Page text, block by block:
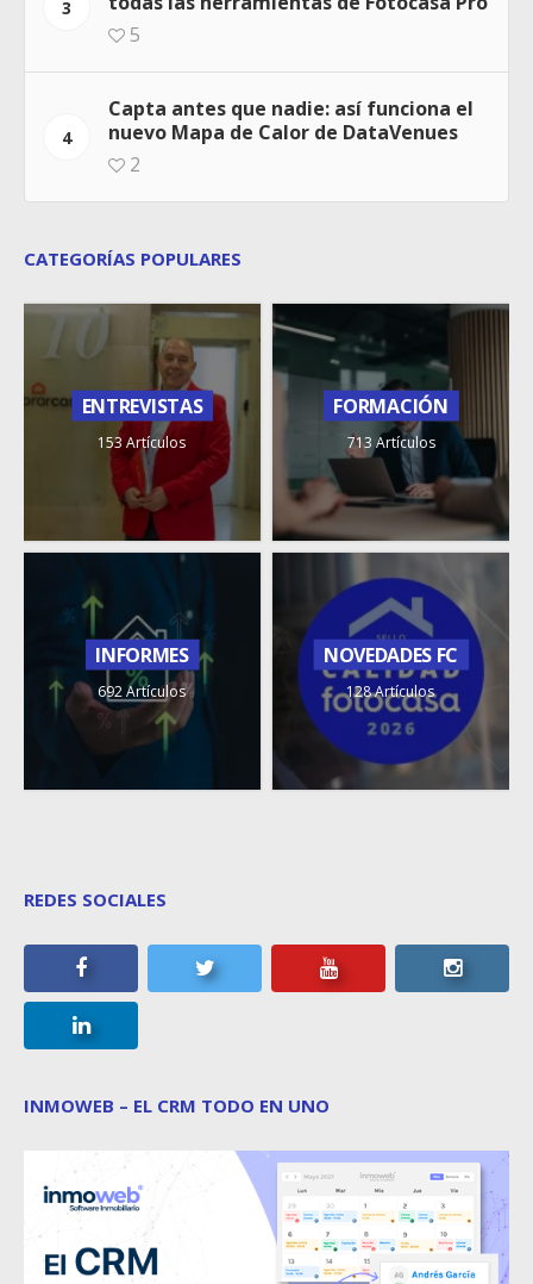
3
5
4
Capta antes que nadie: así funciona el
nuevo Mapa de Calor de DataVenues
2
CATEGORÍAS POPULARES
ENTREVISTAS
153 Artículos
FORMACIÓN
713 Artículos
INFORMES
692 Artículos
NOVEDADES FC
128 Artículos
REDES SOCIALES
INMOWEB – EL CRM TODO EN UNO